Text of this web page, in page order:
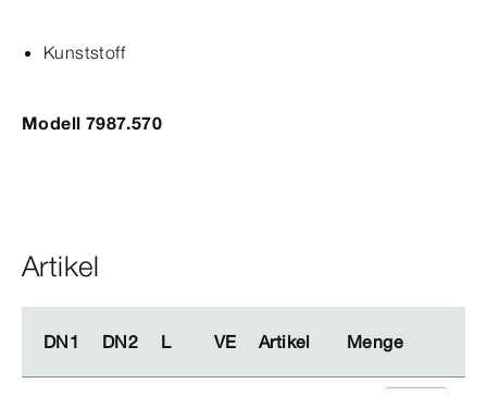
Kunststoff
Modell 7987.570
Artikel
DN1 DN2 L VE Artikel Menge
DN1 DN2 L VE Artikel Menge